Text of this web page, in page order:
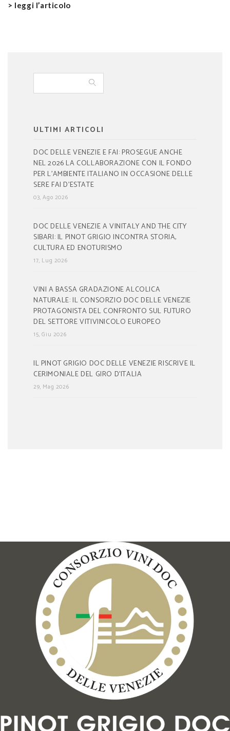
> leggi l’articolo
ULTIMI ARTICOLI
DOC DELLE VENEZIE E FAI: PROSEGUE ANCHE
NEL 2026 LA COLLABORAZIONE CON IL FONDO
PER L’AMBIENTE ITALIANO IN OCCASIONE DELLE
SERE FAI D’ESTATE
03, Ago 2026
DOC DELLE VENEZIE A VINITALY AND THE CITY
SIBARI: IL PINOT GRIGIO INCONTRA STORIA,
CULTURA ED ENOTURISMO
17, Lug 2026
VINI A BASSA GRADAZIONE ALCOLICA
NATURALE: IL CONSORZIO DOC DELLE VENEZIE
PROTAGONISTA DEL CONFRONTO SUL FUTURO
DEL SETTORE VITIVINICOLO EUROPEO
15, Giu 2026
IL PINOT GRIGIO DOC DELLE VENEZIE RISCRIVE IL
CERIMONIALE DEL GIRO D’ITALIA
29, Mag 2026